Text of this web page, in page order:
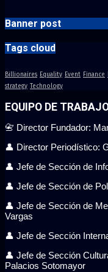
Banner post
Tags cloud
Billionaires Equality Event Finance
strategy Technology
EQUIPO DE
📇 Director Fundador:
👤 Director Periodístico:
👤 Jefe de Sección de
👤 Jefe de Sección de
👤 Jefe de Sección de
Vargas
👤 Jefe de Sección
👤 Jefe de Sección
Palacios Sotomayor